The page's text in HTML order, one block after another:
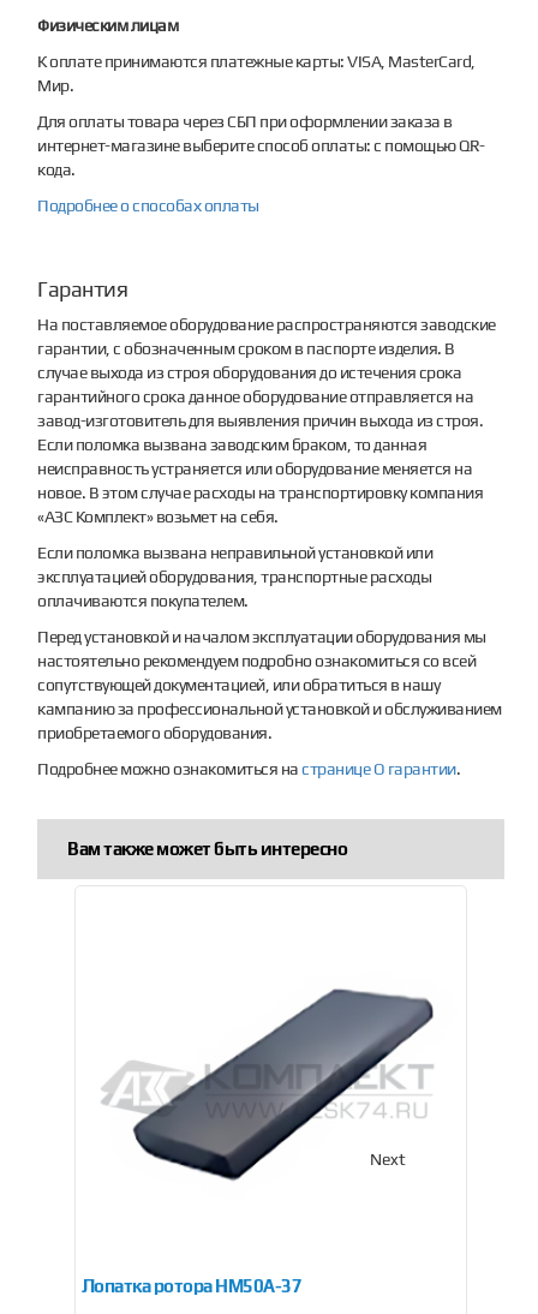
Физическим лицам
К оплате принимаются платежные карты: VISA, MasterCard,
Мир.
Для оплаты товара через СБП при оформлении заказа в
интернет-магазине выберите способ оплаты: с помощью QR-
кода.
Подробнее о способах оплаты
Гарантия
На поставляемое оборудование распространяются заводские
гарантии, с обозначенным сроком в паспорте изделия. В
случае выхода из строя оборудования до истечения срока
гарантийного срока данное оборудование отправляется на
завод-изготовитель для выявления причин выхода из строя.
Если поломка вызвана заводским браком, то данная
неисправность устраняется или оборудование меняется на
новое. В этом случае расходы на транспортировку компания
«АЗС Комплект» возьмет на себя.
Если поломка вызвана неправильной установкой или
эксплуатацией оборудования, транспортные расходы
оплачиваются покупателем.
Перед установкой и началом эксплуатации оборудования мы
настоятельно рекомендуем подробно ознакомиться со всей
сопутствующей документацией, или обратиться в нашу
кампанию за профессиональной установкой и обслуживанием
приобретаемого оборудования.
Подробнее можно ознакомиться настранице О гарантии.
Вам также может быть интересно
(двойная)Лопатка ротора НМ50А-37
Next